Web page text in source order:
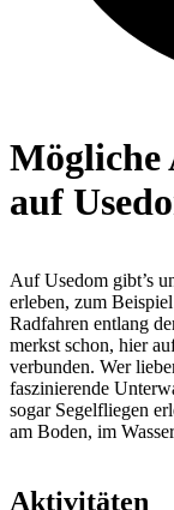
auf
Auf Usedom gibt’s
erleben, zum
Radfahren entlang
merkst schon, hier
verbunden. Wer
faszinierende
sogar Segelfliegen
am Boden, im
Aktivitäten